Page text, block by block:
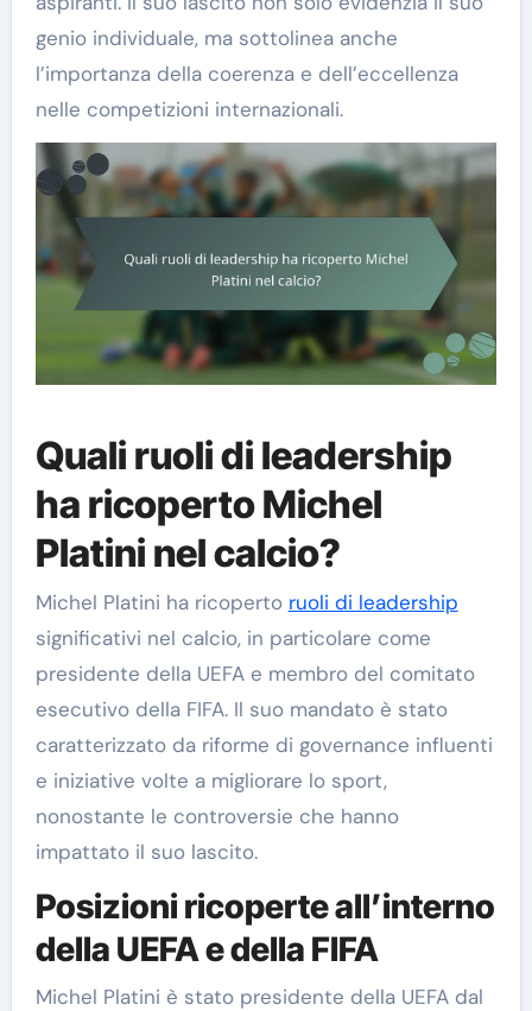
genio individuale, ma sottolinea anche
l’importanza della coerenza e dell’eccellenza
nelle competizioni internazionali.
Quali ruoli di leadership
ha ricoperto Michel
Platini nel calcio?
Michel Platini ha ricoperto ruoli di leadership
significativi nel calcio, in particolare come
presidente della UEFA e membro del comitato
esecutivo della FIFA. Il suo mandato è stato
caratterizzato da riforme di governance influenti
e iniziative volte a migliorare lo sport,
nonostante le controversie che hanno
impattato il suo lascito.
Posizioni ricoperte all’interno
della UEFA e della FIFA
Michel Platini è stato presidente della UEFA dal